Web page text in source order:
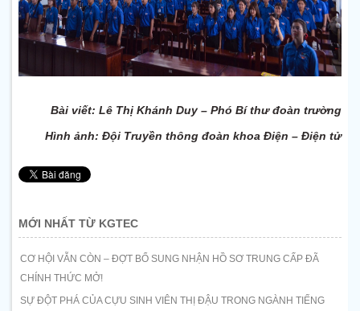
Bài viết: Lê Thị Khánh Duy – Phó Bí thư đoàn trường
Hình ảnh: Đội Truyền thông đoàn khoa Điện – Điện tử
MỚI NHẤT TỪ KGTEC
CƠ HỘI VẪN CÒN – ĐỢT BỔ SUNG NHẬN HỒ SƠ TRUNG CẤP ĐÃ
CHÍNH THỨC MỞ!
SỰ ĐỘT PHÁ CỦA CỰU SINH VIÊN THỊ ĐẬU TRONG NGÀNH TIẾNG